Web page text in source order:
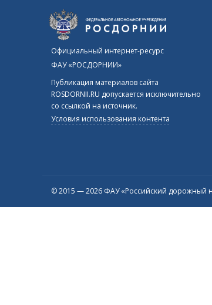
Официальный интернет-ресурс
ФАУ «РОСДОРНИИ»
Публикация материалов сайта
ROSDORNII.RU допускается исключительно
со ссылкой на источник.
Условия использования контента
© 2015 — 2026 ФАУ «Российский дорожный